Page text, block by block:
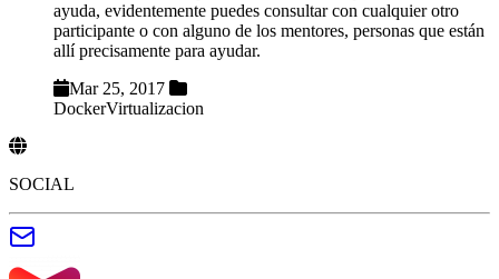
ayuda, evidentemente puedes consultar con cualquier otro
participante o con alguno de los mentores, personas que están
allí precisamente para ayudar.
Mar 25, 2017
DockerVirtualizacion
SOCIAL